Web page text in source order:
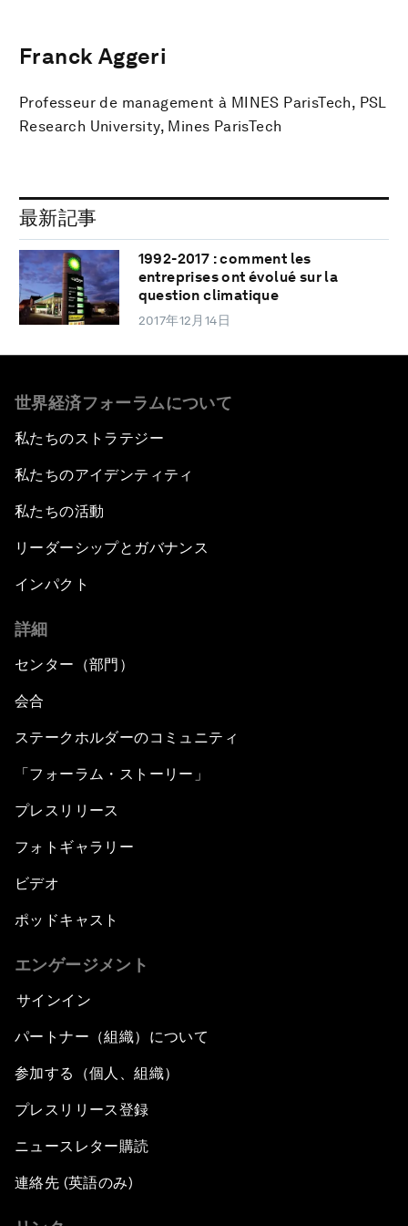
Franck Aggeri
Professeur de management à MINES ParisTech, PSL
Research University, Mines ParisTech
最新記事
1992-2017 : comment les
entreprises ont évolué sur la
question climatique
2017年12月14日
世界経済フォーラムについて
私たちのストラテジー
私たちのアイデンティティ
私たちの活動
リーダーシップとガバナンス
インパクト
詳細
センター（部門）
会合
ステークホルダーのコミュニティ
「フォーラム・ストーリー」
プレスリリース
フォトギャラリー
ビデオ
ポッドキャスト
エンゲージメント
サインイン
パートナー（組織）について
参加する（個人、組織）
プレスリリース登録
ニュースレター購読
連絡先 (英語のみ)